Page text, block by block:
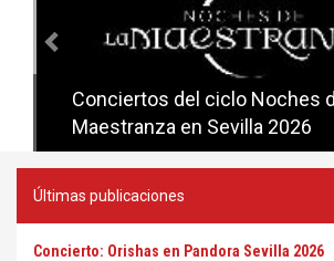
Conciertos del ciclo Noches
Maestranza en Sevilla 2026
Conciertos del ciclo
Sevilla
Últimas publicaciones
Concierto: Orishas en Pandora Sevilla 2026